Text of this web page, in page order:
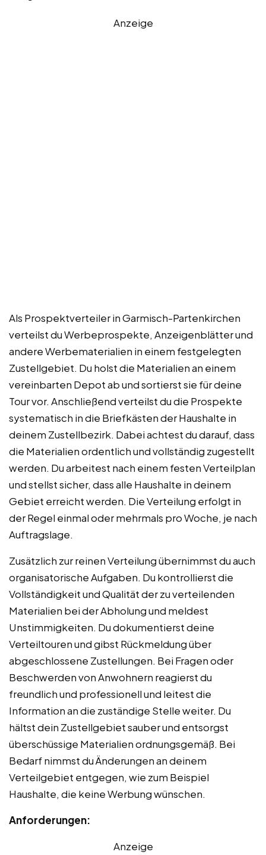
Anzeige
Als Prospektverteiler in Garmisch-Partenkirchen
verteilst du Werbeprospekte, Anzeigenblätter und
andere Werbematerialien in einem festgelegten
Zustellgebiet. Du holst die Materialien an einem
vereinbarten Depot ab und sortierst sie für deine
Tour vor. Anschließend verteilst du die Prospekte
systematisch in die Briefkästen der Haushalte in
deinem Zustellbezirk. Dabei achtest du darauf, dass
die Materialien ordentlich und vollständig zugestellt
werden. Du arbeitest nach einem festen Verteilplan
und stellst sicher, dass alle Haushalte in deinem
Gebiet erreicht werden. Die Verteilung erfolgt in
der Regel einmal oder mehrmals pro Woche, je nach
Auftragslage.
Zusätzlich zur reinen Verteilung übernimmst du auch
organisatorische Aufgaben. Du kontrollierst die
Vollständigkeit und Qualität der zu verteilenden
Materialien bei der Abholung und meldest
Unstimmigkeiten. Du dokumentierst deine
Verteiltouren und gibst Rückmeldung über
abgeschlossene Zustellungen. Bei Fragen oder
Beschwerden von Anwohnern reagierst du
freundlich und professionell und leitest die
Information an die zuständige Stelle weiter. Du
hältst dein Zustellgebiet sauber und entsorgst
überschüssige Materialien ordnungsgemäß. Bei
Bedarf nimmst du Änderungen an deinem
Verteilgebiet entgegen, wie zum Beispiel
Haushalte, die keine Werbung wünschen.
Anforderungen:
Anzeige